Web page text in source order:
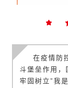
在疫情防
斗堡垒作用，
牢固树立”我